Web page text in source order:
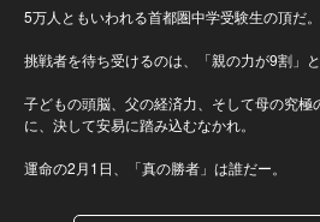
5万人ともいわれる首都圏中学受験生の頂だ。
挑戦者を待ち受けるのは、「親の力が9割」
子どもの頭脳、父の経済力、そして母の究
に、決して安易に踏み込むなかれ。
運命の2月1日、「真の勝者」は誰だー。